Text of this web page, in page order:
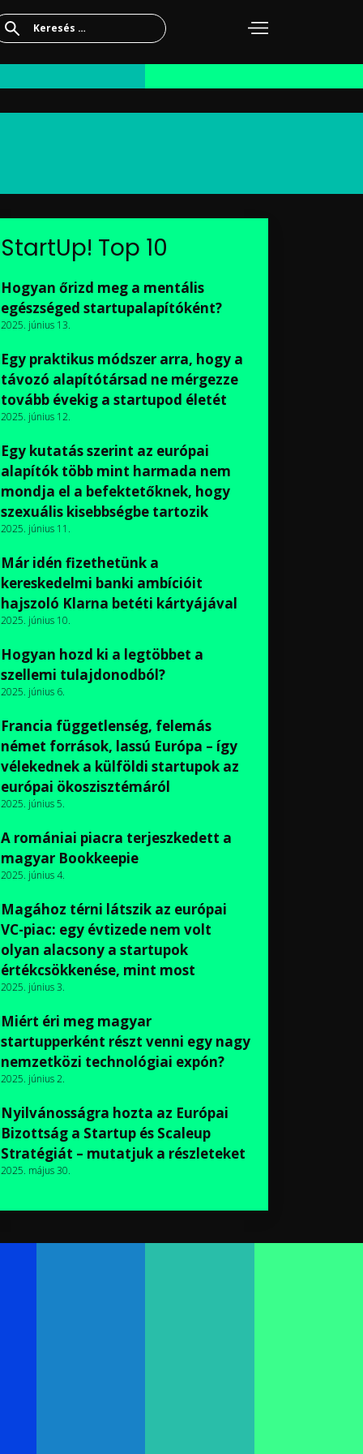
Keresés:
StartUp! Top 10
Hogyan őrizd meg a mentális
egészséged startupalapítóként?
2025. június 13.
Egy praktikus módszer arra, hogy a
távozó alapítótársad ne mérgezze
tovább évekig a startupod életét
2025. június 12.
Egy kutatás szerint az európai
alapítók több mint harmada nem
mondja el a befektetőknek, hogy
szexuális kisebbségbe tartozik
2025. június 11.
Már idén fizethetünk a
kereskedelmi banki ambícióit
hajszoló Klarna betéti kártyájával
2025. június 10.
Hogyan hozd ki a legtöbbet a
szellemi tulajdonodból?
2025. június 6.
Francia függetlenség, felemás
német források, lassú Európa – így
vélekednek a külföldi startupok az
európai ökoszisztémáról
2025. június 5.
A romániai piacra terjeszkedett a
magyar Bookkeepie
2025. június 4.
Magához térni látszik az európai
VC-piac: egy évtizede nem volt
olyan alacsony a startupok
értékcsökkenése, mint most
2025. június 3.
Miért éri meg magyar
startupperként részt venni egy nagy
nemzetközi technológiai expón?
2025. június 2.
Nyilvánosságra hozta az Európai
Bizottság a Startup és Scaleup
Stratégiát – mutatjuk a részleteket
2025. május 30.